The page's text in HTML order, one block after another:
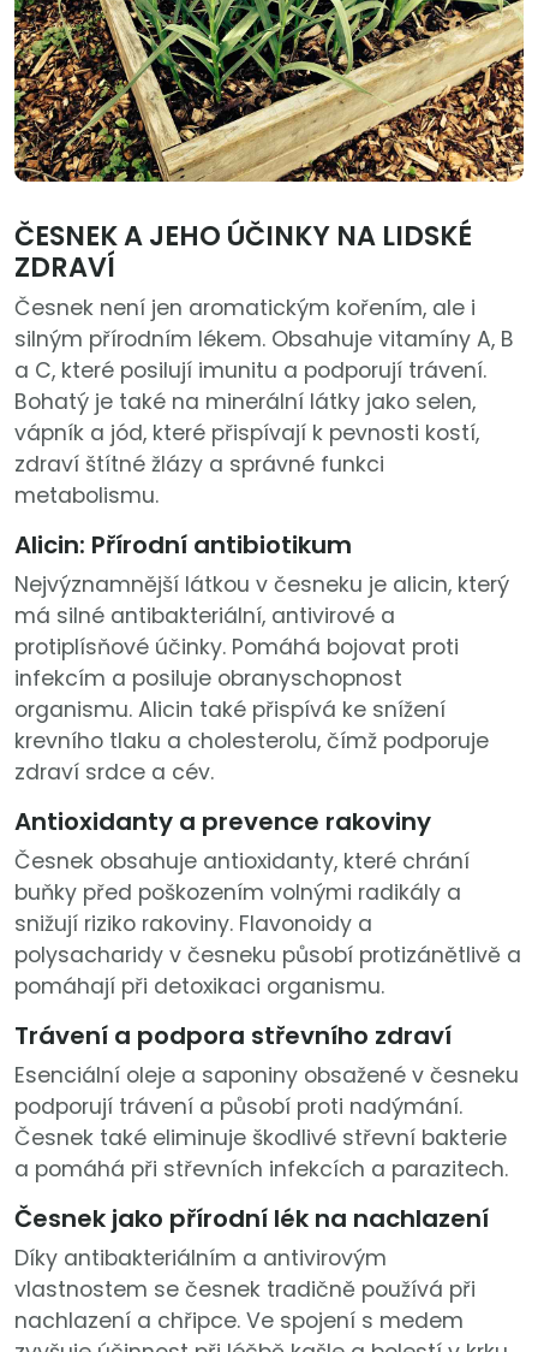
ČESNEK A JEHO ÚČINKY NA LIDSKÉ
ZDRAVÍ
Česnek není jen aromatickým kořením, ale i
silným přírodním lékem. Obsahuje vitamíny A, B
a C, které posilují imunitu a podporují trávení.
Bohatý je také na minerální látky jako selen,
vápník a jód, které přispívají k pevnosti kostí,
zdraví štítné žlázy a správné funkci
metabolismu.
Alicin: Přírodní antibiotikum
Nejvýznamnější látkou v česneku je alicin, který
má silné antibakteriální, antivirové a
protiplísňové účinky. Pomáhá bojovat proti
infekcím a posiluje obranyschopnost
organismu. Alicin také přispívá ke snížení
krevního tlaku a cholesterolu, čímž podporuje
zdraví srdce a cév.
Antioxidanty a prevence rakoviny
Česnek obsahuje antioxidanty, které chrání
buňky před poškozením volnými radikály a
snižují riziko rakoviny. Flavonoidy a
polysacharidy v česneku působí protizánětlivě a
pomáhají při detoxikaci organismu.
Trávení a podpora střevního zdraví
Esenciální oleje a saponiny obsažené v česneku
podporují trávení a působí proti nadýmání.
Česnek také eliminuje škodlivé střevní bakterie
a pomáhá při střevních infekcích a parazitech.
Česnek jako přírodní lék na nachlazení
Díky antibakteriálním a antivirovým
vlastnostem se česnek tradičně používá při
nachlazení a chřipce. Ve spojení s medem